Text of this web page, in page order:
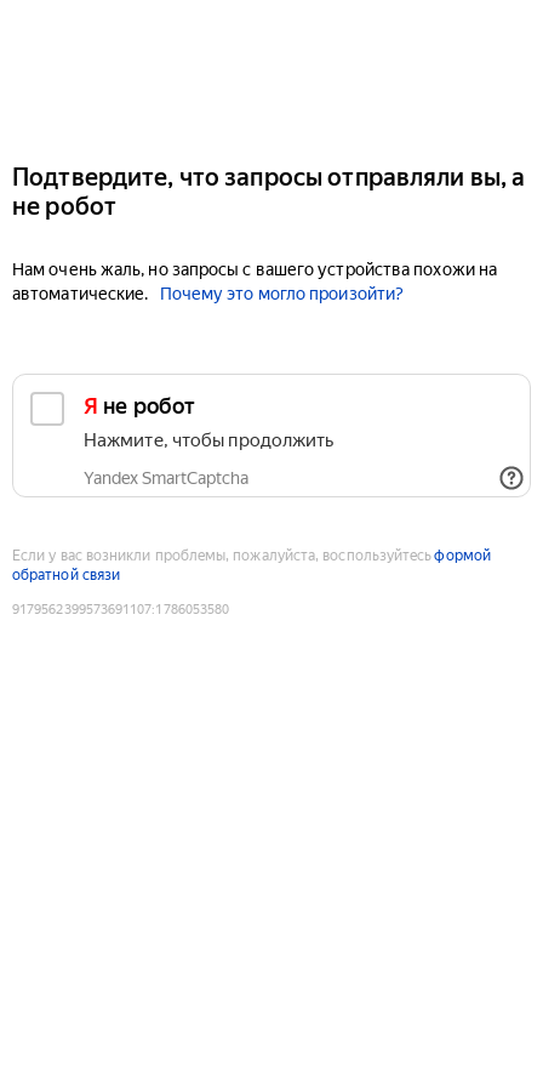
Подтвердите, что запросы отправляли вы, а
не робот
Нам очень жаль, но запросы с вашего устройства похожи на
автоматические.
Почему это могло произойти?
Я не робот
Нажмите, чтобы продолжить
Yandex SmartCaptcha
Если у вас возникли проблемы, пожалуйста, воспользуйтесьформой
обратной связи
9179562399573691107:1786053580